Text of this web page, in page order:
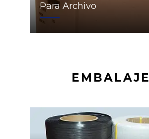
Para Archivo
EMBALAJE